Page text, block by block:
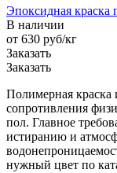
Эпоксидная краска
В наличии
от 630 руб/кг
Заказать
Заказать
Полимерная краска
сопротивления
пол. Главное
истиранию и
нужный цвет по